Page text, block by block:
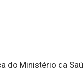
do Ministério da